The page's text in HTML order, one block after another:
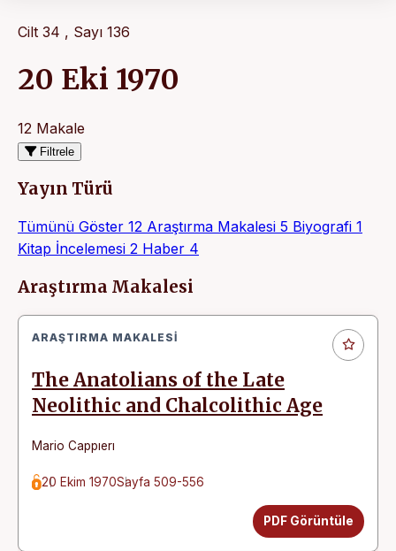
Cilt 34 , Sayı 136
20 Eki 1970
12 Makale
Filtrele
Yayın Türü
Tümünü Göster 12 Araştırma Makalesi 5 Biyografi 1
Kitap İncelemesi 2 Haber 4
Makaleler
Araştırma Makalesi
ARAŞTIRMA MAKALESI
The Anatolians of the Late
Neolithic and Chalcolithic Age
Mario Cappıerı
20 Ekim 1970Sayfa 509-556
PDF Görüntüle